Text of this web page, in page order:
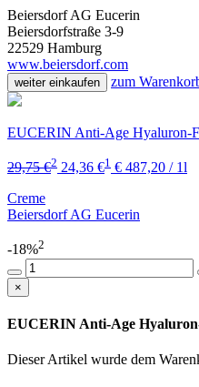
Beiersdorf AG Eucerin
Beiersdorfstraße 3-9
22529 Hamburg
www.beiersdorf.com
weiter einkaufen zum
EUCERIN Anti-Age Hyaluron-
29,75 €2 24,36 €1 € 487,20 / 1l
Creme
Beiersdorf AG Eucerin
-18%2
×
EUCERIN Anti-Age
Dieser Artikel wurde dem